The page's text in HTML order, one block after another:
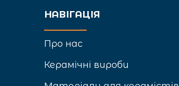
НАВІГАЦІЯ
Про нас
Керамічні вироби